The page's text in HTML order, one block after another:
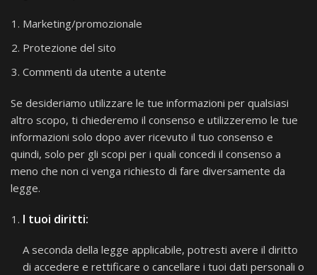
Marketing/promozionale
Protezione del sito
Commenti da utente a utente
Se desideriamo utilizzare le tue informazioni per qualsiasi
altro scopo, ti chiederemo il consenso e utilizzeremo le tue
informazioni solo dopo aver ricevuto il tuo consenso e
quindi, solo per gli scopi per i quali concedi il consenso a
meno che non ci venga richiesto di fare diversamente da
legge.
I tuoi diritti:
A seconda della legge applicabile, potresti avere il diritto
di accedere e rettificare o cancellare i tuoi dati personali o